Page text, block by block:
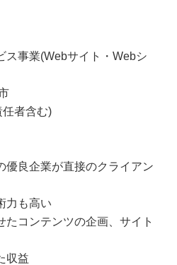
ス事業(Webサイト・Webシ
任者含む)
優良企業が直接のクライアン
力も高い
たコンテンツの企画、サイト
収益